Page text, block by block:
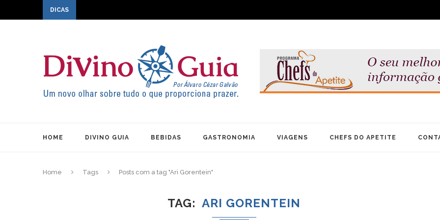
DICAS
HOME DIVINO GUIA BEBIDAS GASTRONOMIA VIAGENS CHEFS DO APETITE
Home Tags Posts com a tag "Ari Gorentein"
TAG ARI GORENTEIN